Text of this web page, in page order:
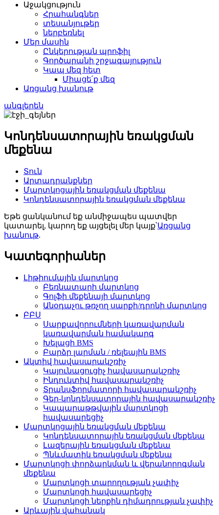
Աջակցություն
Հրահանգներ
տեսանյութեր
ներբեռնել
Մեր մասին
Ընկերության պրոֆիլ
Գործարանի շրջագայություն
Կապ մեզ հետ
Միացե՛ք մեզ
Առցանց խանութ
անգլերեն
Կոնդենսատորային եռակցման
մեքենա
Տուն
Արտադրանքներ
Մարտկոցային եռակցման մեքենա
Կոնդենսատորային եռակցման մեքենա
Եթե ​​ցանկանում եք անմիջապես պատվեր
կատարել, կարող եք այցելել մեր կայք՝Առցանց
խանութ.
Կատեգորիաներ
Լիթիումային մարտկոց
Բեռնատարի մարտկոց
Գոլֆի մեքենայի մարտկոց
Անօդաչու թռչող սարքի/դրոնի մարտկոց
ԲԲՍ
Սարքավորումների կառավարման
կառավարման համակարգ
Խելացի BMS
Բարձր լարման / ռելեային BMS
Ակտիվ հավասարակշռիչ
Կայունացուցիչ հավասարակշռիչ
Ինդուկտիվ հավասարակշռիչ
Տրանսֆորմատորի հավասարակշռիչ
Գեր-կոնդենսատորային հավասարակշռիչ
Կապարաթթվային մարտկոցի
հավասարեցիչ
Մարտկոցային եռակցման մեքենա
Կոնդենսատորային եռակցման մեքենա
Լազերային եռակցման մեքենա
Պնևմատիկ եռակցման մեքենա
Մարտկոցի փորձարկման և վերանորոգման
մեքենա
Մարտկոցի տարողության չափիչ
Մարտկոցի հավասարեցիչ
Մարտկոցի ներքին դիմադրության չափիչ
Արևային վահանակ